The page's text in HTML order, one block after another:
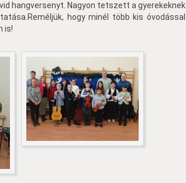
hangversenyt. Nagyon tetszett a gyerekeknek
hogy minél több kis óvodással
is!